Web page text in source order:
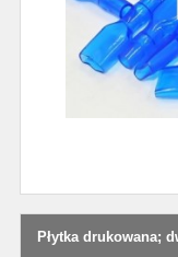
Płytka drukowana;